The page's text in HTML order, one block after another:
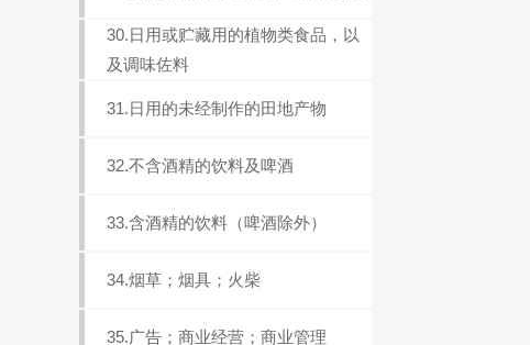
30.日用或贮藏用的植物类食品，以
及调味佐料
31.日用的未经制作的田地产物
32.不含酒精的饮料及啤酒
33.含酒精的饮料（啤酒除外）
34.烟草；烟具；火柴
35.广告；商业经营；商业管理